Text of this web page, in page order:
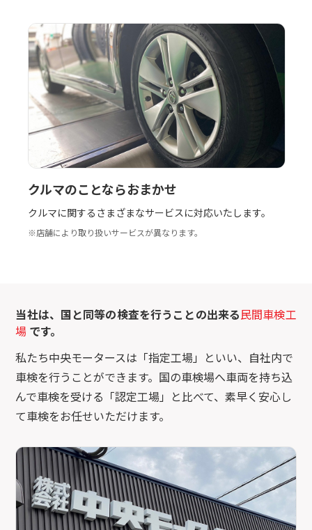
クルマのことならおまかせ
クルマに関するさまざまなサービスに対応いたします。
※店舗により取り扱いサービスが異なります。
当社は、国と同等の検査を行うことの出来る民間車検工
場 です。
私たち中央モータースは「指定工場」といい、自社内で
車検を行うことができます。国の車検場へ車両を持ち込
んで車検を受ける「認定工場」と比べて、素早く安心し
て車検をお任せいただけます。